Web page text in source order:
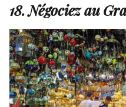
18. Négociez au